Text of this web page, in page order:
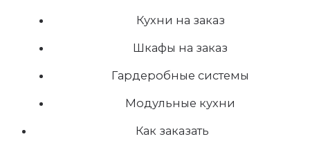
Кухни на заказ
Шкафы на заказ
Гардеробные системы
Модульные кухни
Как заказать